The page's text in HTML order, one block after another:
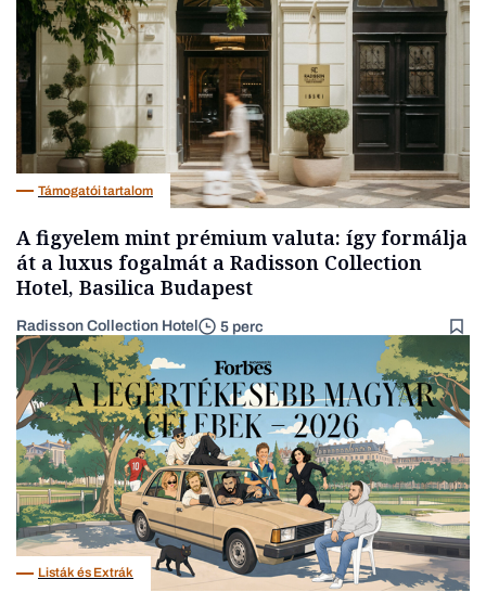
Támogatói tartalom
A figyelem mint prémium valuta: így formálja
át a luxus fogalmát a Radisson Collection
Hotel, Basilica Budapest
Radisson Collection Hotel 5 perc
Listák és Extrák